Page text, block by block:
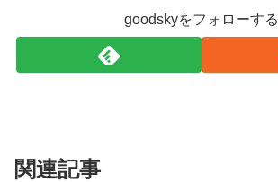
goodskyをフォローする
関連記事